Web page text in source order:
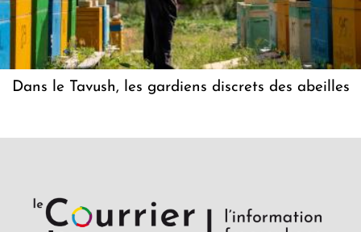
Dans le Tavush, les gardiens discrets des abeilles